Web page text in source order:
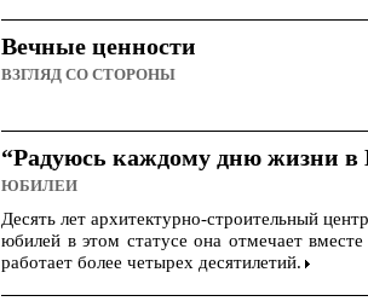
Вечные ценности
ВЗГЛЯД СО СТОРОНЫ
“Радуюсь каждому дню жизни в
ЮБИЛЕИ
Десять лет архитектурно-строительный
юбилей в этом статусе она отмечает
работает более четырех десятилетий.